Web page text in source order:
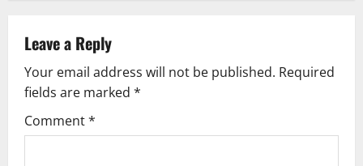
v
i
g
Leave a Reply
Your email address will not be published. Required
fields are marked *
Comment*